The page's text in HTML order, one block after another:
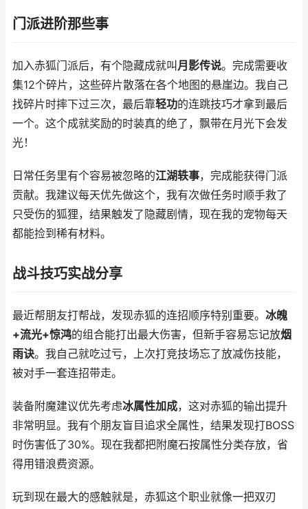
门派进阶那些事
加入赤狐门派后，有个隐藏成就叫 月影传说。完成需要收
集12个碎片，这些碎片散落在各个地图的悬崖边。我自己
找碎片时摔下过三次，最后靠轻功的连跳技巧才拿到最后
一个。这个成就奖励的时装真的绝了，飘带在月光下会发
光！
日常任务里有个容易被忽略的江湖轶事，完成能获得门派
贡献。我建议每天优先做这个，我有次做任务时顺手救了
只受伤的狐狸，结果触发了隐藏剧情，现在我的宠物每天
都能捡到稀有材料。
战斗技巧实战分享
最近帮朋友打帮战，发现赤狐的连招顺序特别重要。 冰魄
+流光+惊鸿的组合能打出最大伤害，但新手容易忘记放烟
雨诀。我自己就吃过亏，上次打竞技场忘了放减伤技能，
被对手一套连招带走。
装备附魔建议优先考虑冰属性加成，这对赤狐的输出提升
非常明显。我有个朋友盲目追求全属性，结果发现打BOSS
时伤害低了30%。现在我都把附魔石按属性分类存放，省
得用错浪费资源。
玩到现在最大的感触就是，赤狐这个职业就像一把双刃